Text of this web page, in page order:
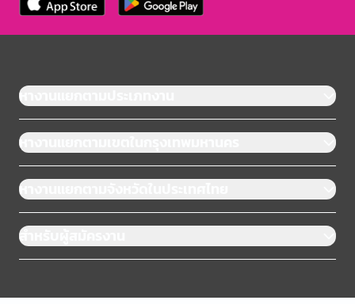
หางานแยกตามประเภทงาน
หางานแยกตามเขตในกรุงเทพมหานคร
หางานแยกตามจังหวัดในประเทศไทย
สำหรับผู้สมัครงาน